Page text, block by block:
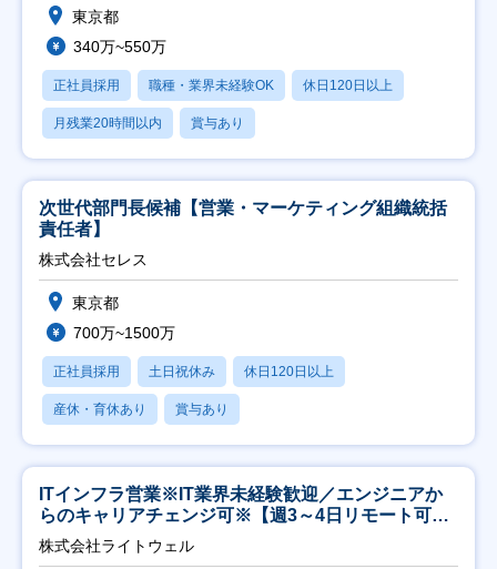
東京都
340万~550万
正社員採用 職種・業界未経験OK 休日120日以上
月残業20時間以内 賞与あり
次世代部門長候補【営業・マーケティング組織統括
責任者】
株式会社セレス
東京都
700万~1500万
正社員採用 土日祝休み 休日120日以上
産休・育休あり 賞与あり
ITインフラ営業※IT業界未経験歓迎／エンジニアか
らのキャリアチェンジ可※【週3～4日リモート可
能】
株式会社ライトウェル